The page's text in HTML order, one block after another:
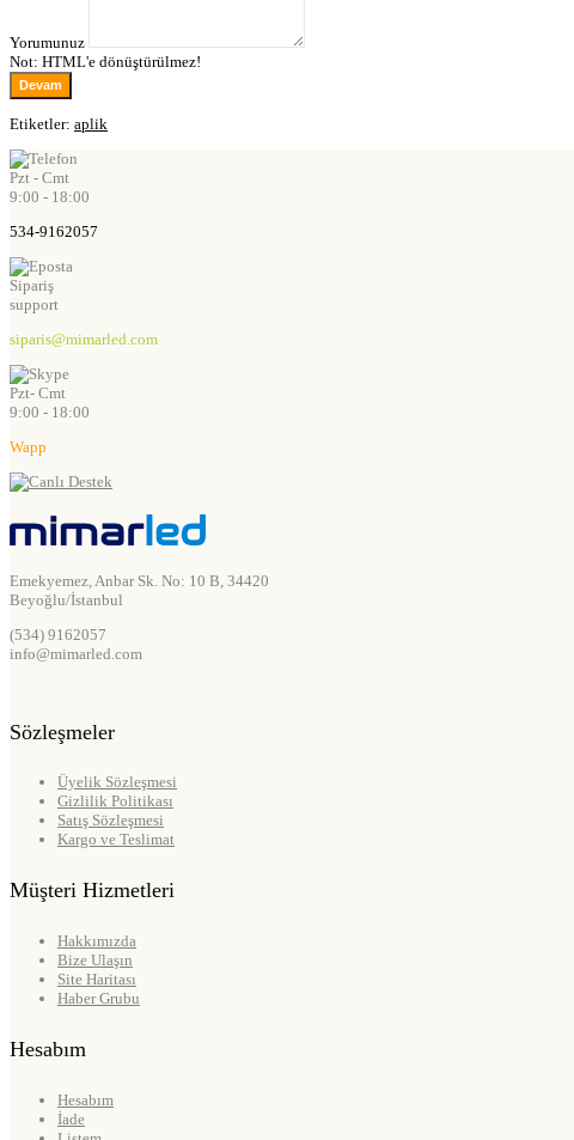
Yorumunuz
Not: HTML'e dönüştürülmez!
Devam
Etiketler: aplik
Pzt - Cmt
9:00 - 18:00
534-9162057
Sipariş
support
siparis@mimarled.com
Pzt- Cmt
9:00 - 18:00
Wapp
Emekyemez, Anbar Sk. No: 10 B, 34420
Beyoğlu/İstanbul
(534) 9162057
info@mimarled.com
Sözleşmeler
Üyelik Sözleşmesi
Gizlilik Politikası
Satış Sözleşmesi
Kargo ve Teslimat
Müşteri Hizmetleri
Hakkımızda
Bize Ulaşın
Site Haritası
Haber Grubu
Hesabım
Hesabım
İade